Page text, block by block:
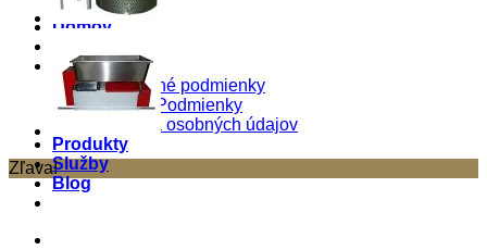
Domov
O nás
Obchodné podmienky
Pravné Podmienky
Ochrana osobných údajov
Produkty
Služby
Blog
Zľava!